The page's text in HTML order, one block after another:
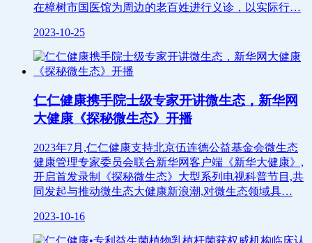
在樟树市国医馆为周边的老百姓进行义诊，以实际行…
2023-10-25
仁仁健康携手院士级专家开讲微生态，新华网
大健康《探秘微生态》开播
2023年7月,仁仁健康支持北京伍连德公益基金会微生态
健康管理专家委员会联合新华网客户端《新华大健康》,
开启首发录制《探秘微生态》大型系列电视科普节目,共
同发起与推动微生态大健康新浪潮,对微生态领域具…
2023-10-16